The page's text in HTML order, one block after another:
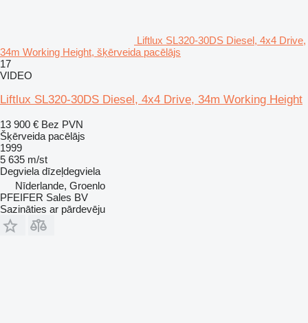
Liftlux SL320-30DS Diesel, 4x4 Drive,
34m Working Height, šķērveida pacēlājs
17
VIDEO
Liftlux SL320-30DS Diesel, 4x4 Drive, 34m Working Height
13 900 € Bez PVN
Šķērveida pacēlājs
1999
5 635 m/st
Degviela dīzeļdegviela
Nīderlande, Groenlo
PFEIFER Sales BV
Sazināties ar pārdevēju